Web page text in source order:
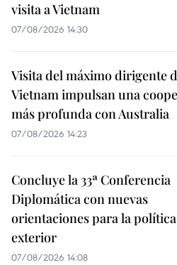
visita a Vietnam
07/08/2026 14:30
Visita del máximo dirigente
Vietnam impulsan una
más profunda con Australia
07/08/2026 14:23
Concluye la 33ª Conferencia
Diplomática con nuevas
orientaciones para la política
exterior
07/08/2026 14:08